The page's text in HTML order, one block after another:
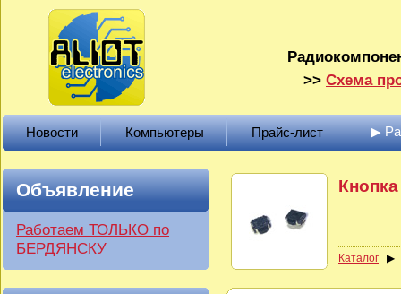
>> Схема
Новости Компьютеры Прайс-лист ▶
Объявление
Работаем ТОЛЬКО по
БЕРДЯНСКУ
Каталог